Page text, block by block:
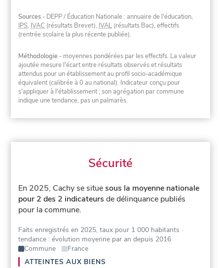
Sources - DEPP / Éducation Nationale : annuaire de l'éducation,
IPS, IVAC (résultats Brevet), IVAL (résultats Bac), effectifs
(rentrée scolaire la plus récente publiée).
Méthodologie - moyennes pondérées par les effectifs. La valeur
ajoutée mesure l'écart entre résultats observés et résultats
attendus pour un établissement au profil socio-académique
équivalent (calibrée à 0 au national). Indicateur conçu pour
s'appliquer à l'établissement ; son agrégation par commune
indique une tendance, pas un palmarès.
Sécurité
En 2025, Cachy se situesous la moyenne nationale
pour 2 des 2 indicateurs de délinquance publiés
pour la commune.
Faits enregistrés en 2025, taux pour 1 000 habitants ·
tendance : évolution moyenne par an depuis 2016
Commune
France
ATTEINTES AUX BIENS